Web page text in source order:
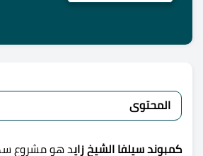
المحتوى
كمبوند سيلفا الشيخ زايد هو مشروع